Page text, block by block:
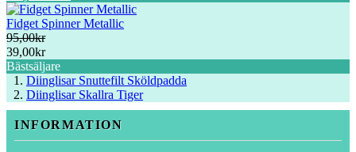
Fidget Spinner Metallic
95,00kr
39,00kr
Bästsäljare
Diinglisar Snuttefilt Sköldpadda
Diinglisar Skallra Tiger
INFORMATION